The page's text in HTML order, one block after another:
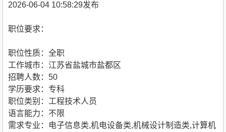
2026-06-04 10:58:29发布
职位要求：
职位性质：全职
工作城市：江苏省盐城市盐都区
招聘人数：50
学历要求：专科
职位类别：工程技术人员
语言能力：不限
需求专业：电子信息类,机电设备类,机械设计制造类,计算机